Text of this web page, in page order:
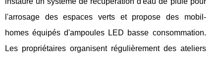
l'arrosage des espaces verts et propose des mobil-
homes équipés d'ampoules LED basse consommation.
Les propriétaires organisent régulièrement des ateliers